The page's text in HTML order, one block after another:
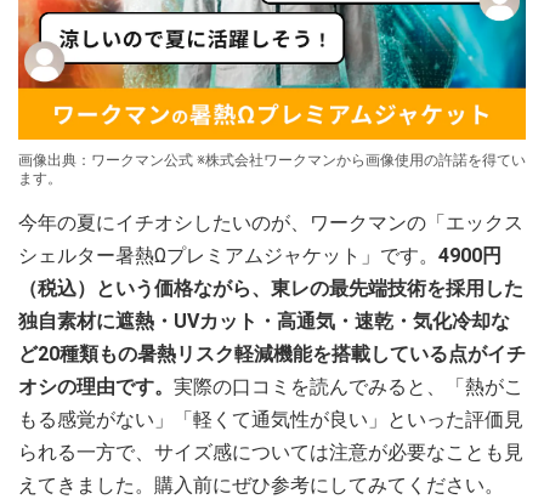
画像出典：ワークマン公式 ※株式会社ワークマンから画像使用の許諾を得てい
ます。
今年の夏にイチオシしたいのが、ワークマンの「エックス
シェルター暑熱Ωプレミアムジャケット」です。 4900円
（税込）という価格ながら、東レの最先端技術を採用した
独自素材に遮熱・UVカット・高通気・速乾・気化冷却な
ど20種類もの暑熱リスク軽減機能を搭載している点がイチ
オシの理由です。 実際の口コミを読んでみると、「熱がこ
もる感覚がない」「軽くて通気性が良い」といった評価見
られる一方で、サイズ感については注意が必要なことも見
えてきました。購入前にぜひ参考にしてみてください。